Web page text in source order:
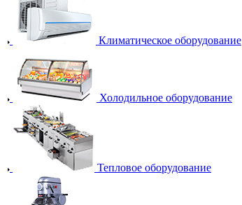
Климатическое оборудование
Холодильное оборудование
Тепловое оборудование